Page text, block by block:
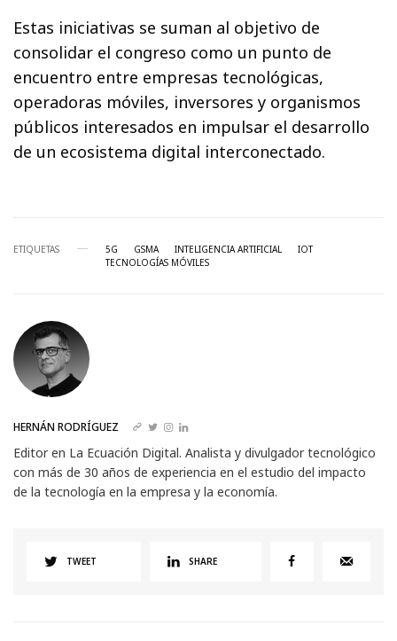
Estas iniciativas se suman al objetivo de
consolidar el congreso como un punto de
encuentro entre empresas tecnológicas,
operadoras móviles, inversores y organismos
públicos interesados en impulsar el desarrollo
de un ecosistema digital interconectado.
ETIQUETAS 5G GSMA INTELIGENCIA ARTIFICIAL
IOT
TECNOLOGÍAS MÓVILES
HERNÁN RODRÍGUEZ
Editor en La Ecuación Digital. Analista y divulgador tecnológico
con más de 30 años de experiencia en el estudio del impacto
de la tecnología en la empresa y la economía.
TWEET SHARE